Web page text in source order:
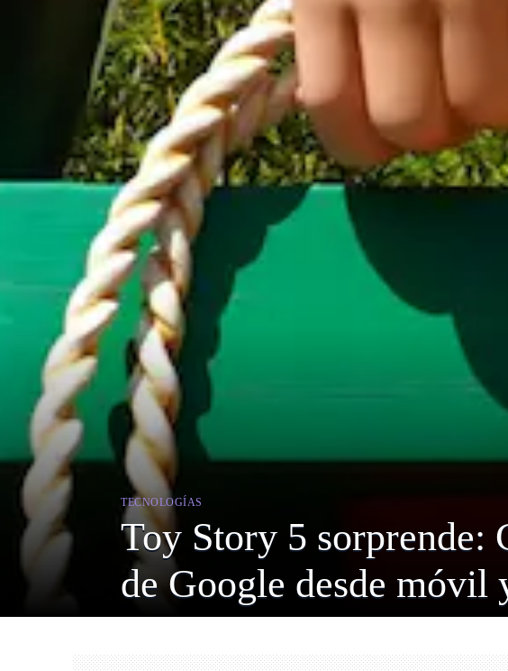
TECNOLOGÍAS
Toy Story 5 sorprende:
de Google desde móvil